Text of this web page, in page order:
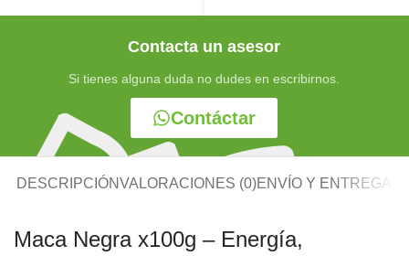
Contáctar
Contacta un asesor
Si tienes alguna duda no dudes en escribirnos.
DESCRIPCIÓNVALORACIONES (0)ENVÍO Y ENTREGA
Maca Negra x100g – Energía,